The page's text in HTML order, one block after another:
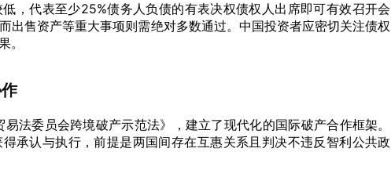
，代表至少25%债务人负债的有表决权债权人出席即可有效召开会
出售资产等重大事项则需绝对多数通过。中国投资者应密切关注债权
。
法委员会跨境破产示范法》，建立了现代化的国际破产合作框架。
承认与执行，前提是两国间存在互惠关系且判决不违反智利公共政